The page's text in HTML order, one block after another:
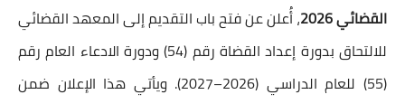
القضائي 2026
، أُعلن عن فتح باب التقديم إلى المعهد القضائي
للالتحاق بدورة إعداد القضاة رقم (54) ودورة الادعاء العام رقم
(55) للعام الدراسي (2026–2027). ويأتي هذا الإعلان ضمن